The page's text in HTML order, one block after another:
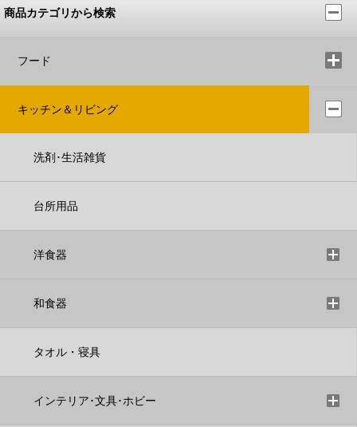
商品カテゴリから検索
フード
キッチン＆リビング
洗剤･生活雑貨
台所用品
洋食器
和食器
タオル・寝具
インテリア･文具･ホビー